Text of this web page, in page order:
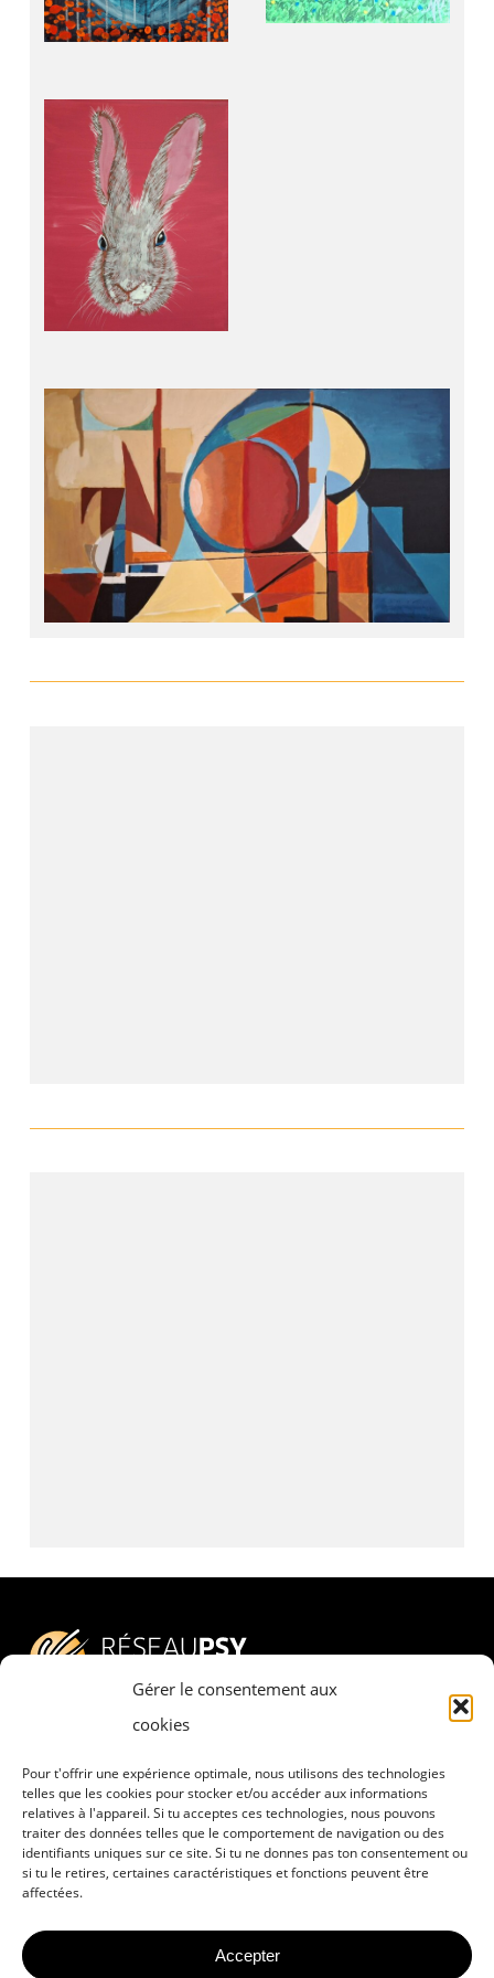
Gérer le consentement aux
cookies
Pour t'offrir une expérience optimale, nous utilisons des technologies
telles que les cookies pour stocker et/ou accéder aux informations
relatives à l'appareil. Si tu acceptes ces technologies, nous pouvons
traiter des données telles que le comportement de navigation ou des
identifiants uniques sur ce site. Si tu ne donnes pas ton consentement ou
si tu le retires, certaines caractéristiques et fonctions peuvent être
affectées.
Accepter
Adresse
RESEAU PSY – PSYCHESCH HËLLEF
DOBAUSSEN a.s.b.l.
8, rue Pierre Claude